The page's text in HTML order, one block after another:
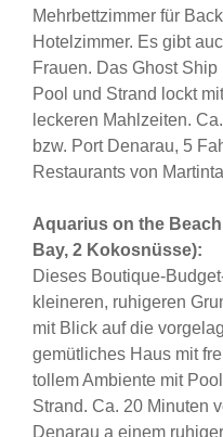
Mehrbettzimmer für
Hotelzimmer. Es gibt
Frauen. Das Ghost
Pool und Strand lockt
leckeren Mahlzeiten.
bzw. Port Denarau, 5
Restaurants von
Aquarius on the
Bay, 2 Kokosnüsse):
Dieses Boutique-
kleineren, ruhigeren
mit Blick auf die
gemütliches Haus mit
tollem Ambiente mit
Strand. Ca. 20 Minuten
Denarau a einem